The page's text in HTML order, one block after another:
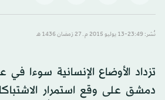
نُشر: 23:49-13 يوليو 2015 م ـ 27 رَمضان 1436 هـ
تزداد الأوضاع الإنسانية سوءا
دمشق على وقع استمرار